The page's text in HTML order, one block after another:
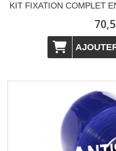
KIT FIXATION COMPLET